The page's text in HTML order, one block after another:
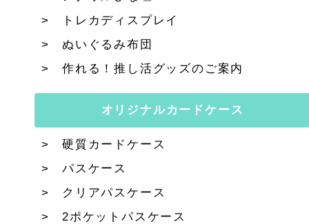
トレカディスプレイ
ぬいぐるみ布団
作れる！推し活グッズのご案内
オリジナルカードケース
硬質カードケース
パスケース
クリアパスケース
2ポケットパスケース